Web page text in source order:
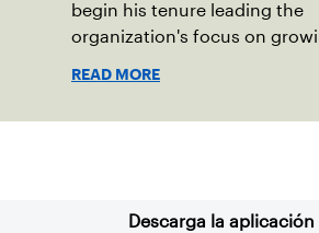
begin his tenure leading the
organization's focus on
READ MORE
Descarga la aplicación